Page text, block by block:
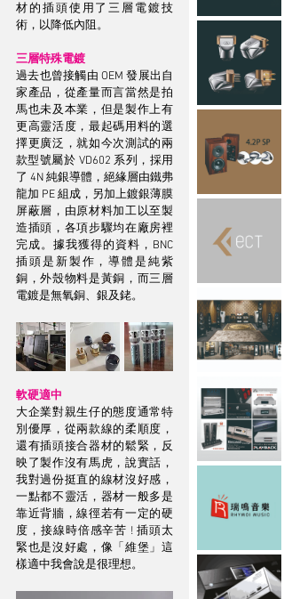
材的插頭使用了三層電鍍技
術，以降低內阻。
三層特殊電鍍
過去也曾接觸由 OEM 發展出自
家產品，從產量而言當然是拍
馬也未及本業，但是製作上有
更高靈活度，最起碼用料的選
擇更廣泛，就如今次測試的兩
款型號屬於 VD602 系列，採用
了 4N 純銀導體，絕緣層由鐵弗
龍加 PE 組成，另加上鍍銀薄膜
屏蔽層，由原材料加工以至製
造插頭，各項步驟均在廠房裡
完成。據我獲得的資料，BNC
插頭是新製作，導體是純紫
銅，外殼物料是黃銅，而三層
電鍍是無氧銅、銀及銠。
軟硬適中
大企業對親生仔的態度通常特
別優厚，從兩款線的柔順度，
還有插頭接合器材的鬆緊，反
映了製作沒有馬虎，說實話，
我對過份挺直的線材沒好感，
一點都不靈活，器材一般多是
靠近背牆，線徑若有一定的硬
度，接線時倍感辛苦 ! 插頭太
緊也是沒好處，像「維堡」這
樣適中我會說是很理想。